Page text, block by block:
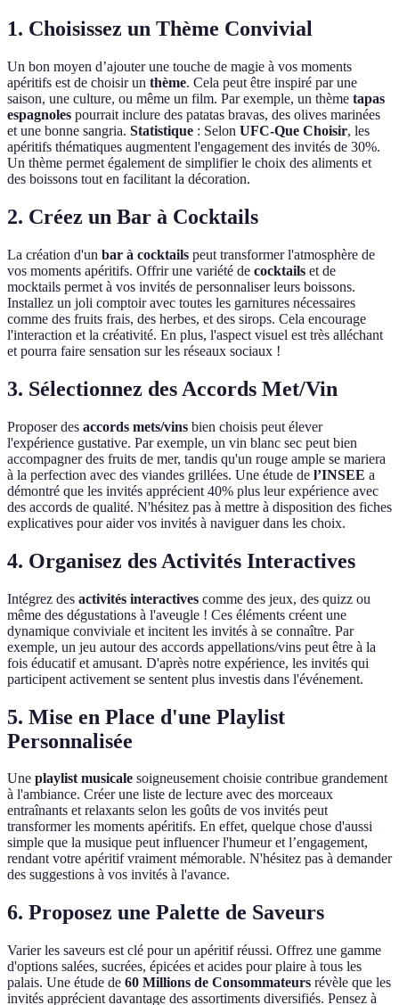
1. Choisissez un Thème Convivial
Un bon moyen d’ajouter une touche de magie à vos moments
apéritifs est de choisir un thème. Cela peut être inspiré par une
saison, une culture, ou même un film. Par exemple, un thème tapas
espagnoles pourrait inclure des patatas bravas, des olives marinées
et une bonne sangria. Statistique : Selon UFC-Que Choisir, les
apéritifs thématiques augmentent l'engagement des invités de 30%.
Un thème permet également de simplifier le choix des aliments et
des boissons tout en facilitant la décoration.
2. Créez un Bar à Cocktails
La création d'un bar à cocktails peut transformer l'atmosphère de
vos moments apéritifs. Offrir une variété de cocktails et de
mocktails permet à vos invités de personnaliser leurs boissons.
Installez un joli comptoir avec toutes les garnitures nécessaires
comme des fruits frais, des herbes, et des sirops. Cela encourage
l'interaction et la créativité. En plus, l'aspect visuel est très alléchant
et pourra faire sensation sur les réseaux sociaux !
3. Sélectionnez des Accords Met/Vin
Proposer des accords mets/vins bien choisis peut élever
l'expérience gustative. Par exemple, un vin blanc sec peut bien
accompagner des fruits de mer, tandis qu'un rouge ample se mariera
à la perfection avec des viandes grillées. Une étude de l’INSEE a
démontré que les invités apprécient 40% plus leur expérience avec
des accords de qualité. N'hésitez pas à mettre à disposition des fiches
explicatives pour aider vos invités à naviguer dans les choix.
4. Organisez des Activités Interactives
Intégrez des activités interactives comme des jeux, des quizz ou
même des dégustations à l'aveugle ! Ces éléments créent une
dynamique conviviale et incitent les invités à se connaître. Par
exemple, un jeu autour des accords appellations/vins peut être à la
fois éducatif et amusant. D'après notre expérience, les invités qui
participent activement se sentent plus investis dans l'événement.
5. Mise en Place d'une Playlist
Personnalisée
Une playlist musicale soigneusement choisie contribue grandement
à l'ambiance. Créer une liste de lecture avec des morceaux
entraînants et relaxants selon les goûts de vos invités peut
transformer les moments apéritifs. En effet, quelque chose d'aussi
simple que la musique peut influencer l'humeur et l’engagement,
rendant votre apéritif vraiment mémorable. N'hésitez pas à demander
des suggestions à vos invités à l'avance.
6. Proposez une Palette de Saveurs
Varier les saveurs est clé pour un apéritif réussi. Offrez une gamme
d'options salées, sucrées, épicées et acides pour plaire à tous les
palais. Une étude de 60 Millions de Consommateurs révèle que les
invités apprécient davantage des assortiments diversifiés. Pensez à